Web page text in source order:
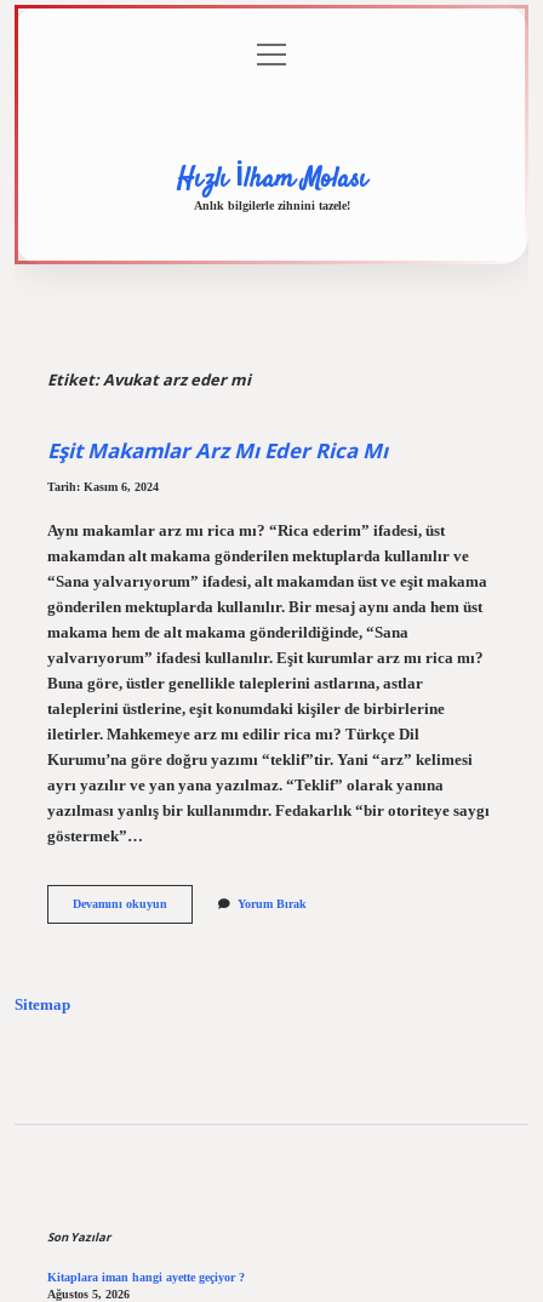
menüyü
aç
Hızlı İlham Molası
Anlık bilgilerle zihnini tazele!
Etiket:Avukat arz eder mi
Eşit Makamlar Arz Mı Eder Rica Mı
Tarih: Kasım 6, 2024
Aynı makamlar arz mı rica mı? “Rica ederim” ifadesi, üst
makamdan alt makama gönderilen mektuplarda kullanılır ve
“Sana yalvarıyorum” ifadesi, alt makamdan üst ve eşit makama
gönderilen mektuplarda kullanılır. Bir mesaj aynı anda hem üst
makama hem de alt makama gönderildiğinde, “Sana
yalvarıyorum” ifadesi kullanılır. Eşit kurumlar arz mı rica mı?
Buna göre, üstler genellikle taleplerini astlarına, astlar
taleplerini üstlerine, eşit konumdaki kişiler de birbirlerine
iletirler. Mahkemeye arz mı edilir rica mı? Türkçe Dil
Kurumu’na göre doğru yazımı “teklif”tir. Yani “arz” kelimesi
ayrı yazılır ve yan yana yazılmaz. “Teklif” olarak yanına
yazılması yanlış bir kullanımdır. Fedakarlık “bir otoriteye saygı
göstermek”…
Devamını okuyunEşit
Yorum Bırak
Sitemap
Son Yazılar
Kitaplara iman hangi ayette geçiyor ?
Ağustos 5, 2026